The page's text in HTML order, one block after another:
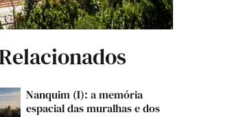
Nanquim (I): a memória
espacial das muralhas e dos